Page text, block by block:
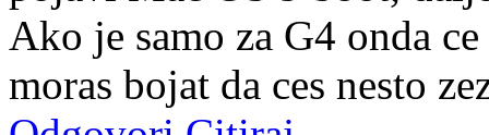
Ako je samo za G4 onda
moras bojat da ces nesto